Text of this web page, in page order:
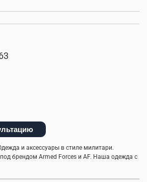
и аксессуары в стиле милитари.
брендом Armed Forces и AF. Наша одежда с